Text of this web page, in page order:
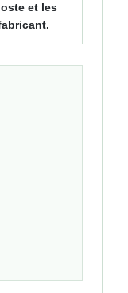
et les